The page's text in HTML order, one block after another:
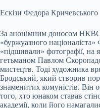
Ескізи Федора Кричевського
За анонімним доносом НКВС
«буржуазного
«підшивали» фотографії, на
гетьманом Павлом
мистецтв. Тоді художника
Бродський, який створив
знаменитих комуністів. Він
того, хто юнаком ставав
академії, коли його